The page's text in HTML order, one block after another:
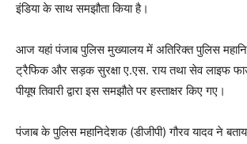
इंडिया के साथ समझौता किया है।
आज यहां पंजाब पुलिस मुख्यालय में अतिरिक्त पुलिस
ट्रैफिक और सड़क सुरक्षा ए.एस. राय तथा सेव लाइफ
पीयूष तिवारी द्वारा इस समझौते पर हस्ताक्षर किए गए।
पंजाब के पुलिस महानिदेशक (डीजीपी) गौरव यादव ने